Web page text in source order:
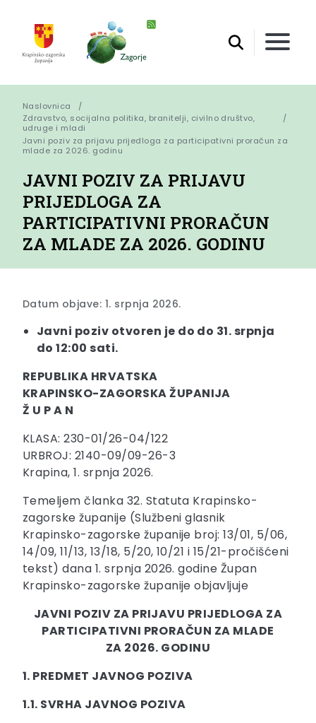
Naslovnica
Zdravstvo, socijalna politika, branitelji, civilno društvo,
udruge i mladi
Javni poziv za prijavu prijedloga za participativni proračun za
mlade za 2026. godinu
JAVNI POZIV ZA PRIJAVU
PRIJEDLOGA ZA
PARTICIPATIVNI PRORAČUN
ZA MLADE ZA 2026. GODINU
Datum objave: 1. srpnja 2026.
Javni poziv otvoren je do do 31. srpnja
do 12:00 sati.
REPUBLIKA HRVATSKA
KRAPINSKO-ZAGORSKA ŽUPANIJA
Ž U P A N
KLASA: 230-01/26-04/122
URBROJ: 2140-09/09-26-3
Krapina, 1. srpnja 2026.
Temeljem članka 32. Statuta Krapinsko-
zagorske županije (Službeni glasnik
Krapinsko-zagorske županije broj: 13/01, 5/06,
14/09, 11/13, 13/18, 5/20, 10/21 i 15/21-pročišćeni
tekst) dana 1. srpnja 2026. godine Župan
Krapinsko-zagorske županije objavljuje
JAVNI POZIV ZA PRIJAVU PRIJEDLOGA ZA
PARTICIPATIVNI PRORAČUN ZA MLADE
ZA 2026. GODINU
1. PREDMET JAVNOG POZIVA
1.1. SVRHA JAVNOG POZIVA